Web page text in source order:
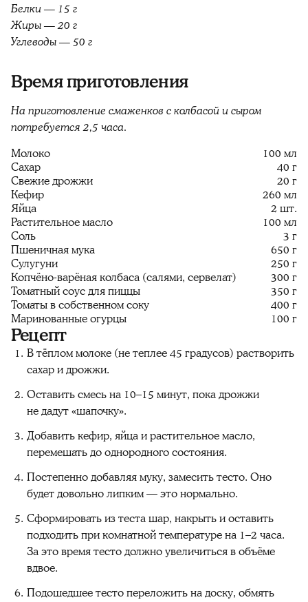
Белки — 15 г
Жиры — 20 г
Углеводы — 50 г
Время приготовления
На приготовление смаженков с колбасой и сыром
потребуется 2,5 часа.
Молоко
100 мл
Сахар
40 г
Свежие дрожжи
20 г
Кефир
260 мл
Яйца
2 шт.
Растительное масло
100 мл
Соль
3 г
Пшеничная мука
650 г
Сулугуни
250 г
Копчёно-варёная колбаса (салями, сервелат)
300 г
Томатный соус для пиццы
350 г
Томаты в собственном соку
400 г
Маринованные огурцы
100 г
Рецепт
В тёплом молоке (не теплее 45 градусов) растворить
сахар и дрожжи.
Оставить смесь на 10–15 минут, пока дрожжи
не дадут «шапочку».
Добавить кефир, яйца и растительное масло,
перемешать до однородного состояния.
Постепенно добавляя муку, замесить тесто. Оно
будет довольно липким — это нормально.
Сформировать из теста шар, накрыть и оставить
подходить при комнатной температуре на 1–2 часа.
За это время тесто должно увеличиться в объёме
вдвое.
Подошедшее тесто переложить на доску, обмять